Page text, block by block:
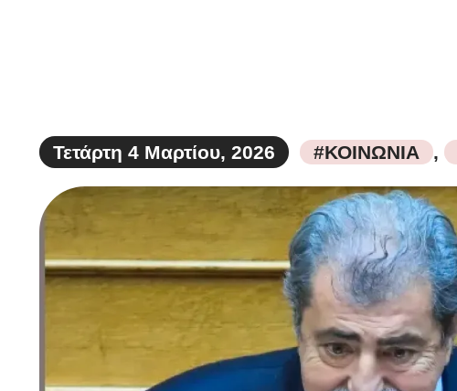
Τετάρτη 4 Μαρτίου, 2026 #ΚΟΙΝΩΝΙΑ ,